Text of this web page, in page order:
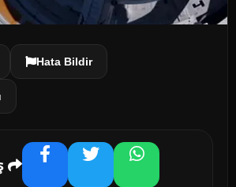
Hata Bildir
FacebookTwitterWhatsApp